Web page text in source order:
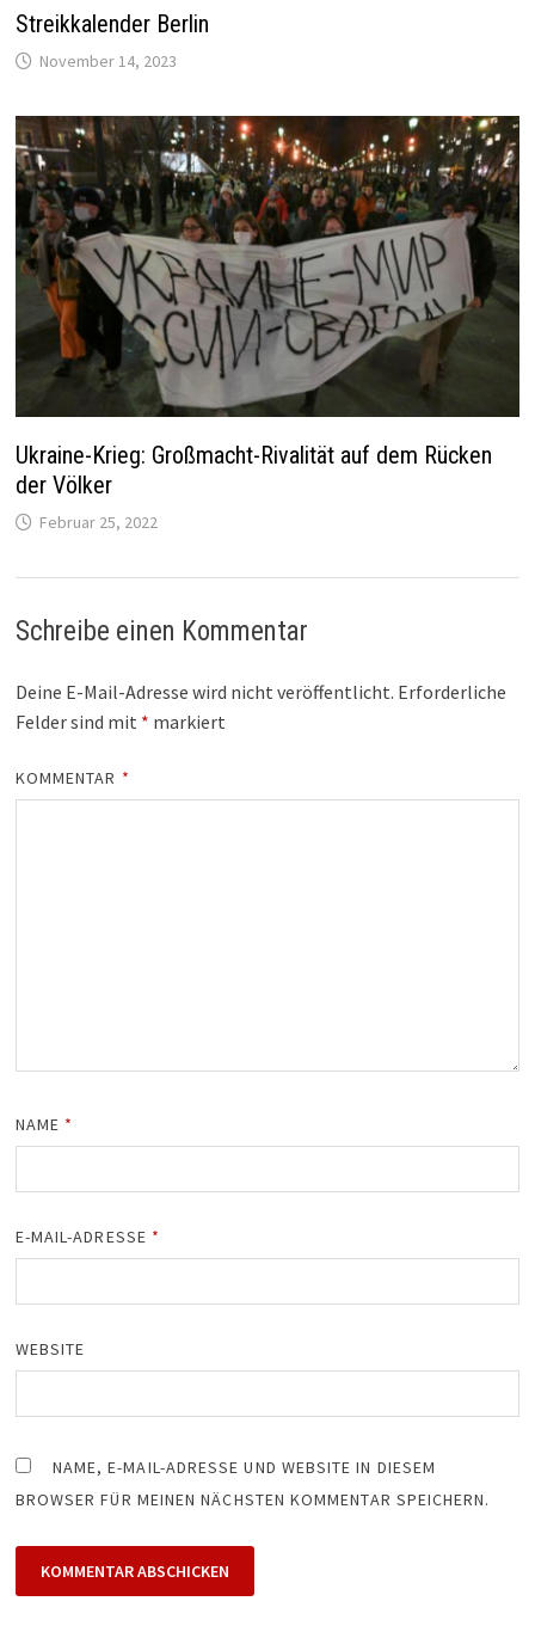
Streikkalender Berlin
November 14, 2023
Ukraine-Krieg: Großmacht-Rivalität auf dem Rücken
der Völker
Februar 25, 2022
Schreibe einen Kommentar
Deine E-Mail-Adresse wird nicht veröffentlicht. Erforderliche
Felder sind mit * markiert
KOMMENTAR *
NAME *
E-MAIL-ADRESSE *
WEBSITE
NAME, E-MAIL-ADRESSE UND WEBSITE IN DIESEM
BROWSER FÜR MEINEN NÄCHSTEN KOMMENTAR SPEICHERN.